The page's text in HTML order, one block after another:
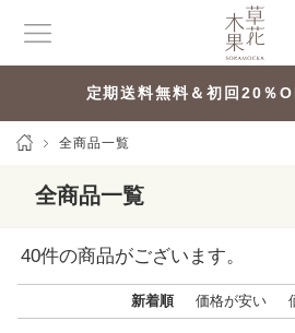
定期送料無料＆初回20％
全商品一覧
全商品一覧
40件の商品がございます。
新着順 価格が安い